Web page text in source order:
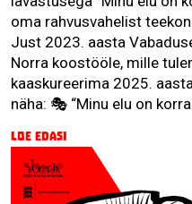
oma rahvusvahelist
Just 2023. aasta
Norra koostööle, mille
kaaskureerima 2025.
näha: 🎭 “Minu elu on
Loe edasi